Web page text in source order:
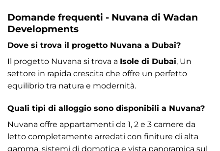
Domande frequenti - Nuvana di Wadan
Developments
Dove si trova il progetto Nuvana a Dubai?
Il progetto Nuvana si trova a Isole di Dubai, Un
settore in rapida crescita che offre un perfetto
equilibrio tra natura e modernità.
Quali tipi di alloggio sono disponibili a Nuvana?
Nuvana offre appartamenti da 1, 2 e 3 camere da
letto completamente arredati con finiture di alta
gamma, sistemi di domotica e vista panoramica sul